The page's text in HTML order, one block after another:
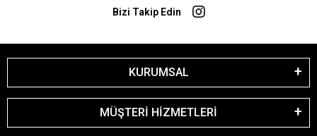
Bizi Takip Edin
KURUMSAL
MÜŞTERİ HİZMETLERİ